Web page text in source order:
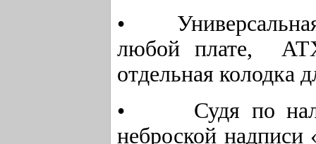
• Универсальная
любой плате,
отдельная колодка
• Судя по
неброской надписи